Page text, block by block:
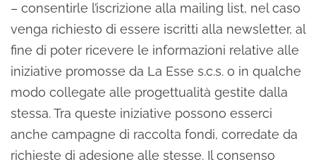
– consentirle l’iscrizione alla mailing list, nel caso
venga richiesto di essere iscritti alla newsletter, al
fine di poter ricevere le informazioni relative alle
iniziative promosse da La Esse s.c.s. o in qualche
modo collegate alle progettualità gestite dalla
stessa. Tra queste iniziative possono esserci
anche campagne di raccolta fondi, corredate da
richieste di adesione alle stesse. Il consenso